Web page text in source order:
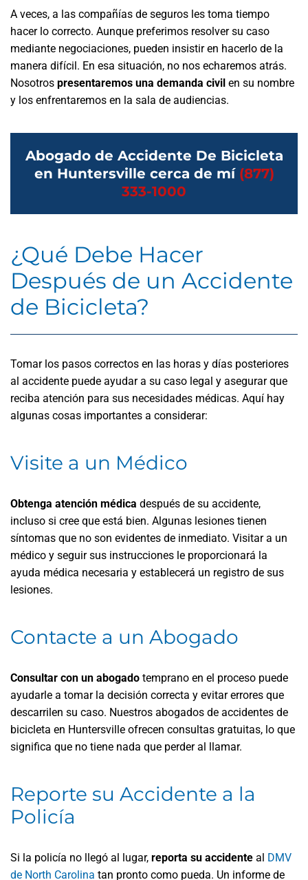
A veces, a las compañías de seguros les toma tiempo
hacer lo correcto. Aunque preferimos resolver su caso
mediante negociaciones, pueden insistir en hacerlo de la
manera difícil. En esa situación, no nos echaremos atrás.
Nosotros presentaremos una demanda civil en su nombre
y los enfrentaremos en la sala de audiencias.
Abogado de Accidente De Bicicleta
en Huntersville cerca de mí (877)
333-1000
¿Qué Debe Hacer
Después de un Accidente
de Bicicleta?
Tomar los pasos correctos en las horas y días posteriores
al accidente puede ayudar a su caso legal y asegurar que
reciba atención para sus necesidades médicas. Aquí hay
algunas cosas importantes a considerar:
Visite a un Médico
Obtenga atención médica después de su accidente,
incluso si cree que está bien. Algunas lesiones tienen
síntomas que no son evidentes de inmediato. Visitar a un
médico y seguir sus instrucciones le proporcionará la
ayuda médica necesaria y establecerá un registro de sus
lesiones.
Contacte a un Abogado
Consultar con un abogado temprano en el proceso puede
ayudarle a tomar la decisión correcta y evitar errores que
descarrilen su caso. Nuestros abogados de accidentes de
bicicleta en Huntersville ofrecen consultas gratuitas, lo que
significa que no tiene nada que perder al llamar.
Reporte su Accidente a la
Policía
Si la policía no llegó al lugar, reporta su accidente al DMV
de North Carolina tan pronto como pueda. Un informe de